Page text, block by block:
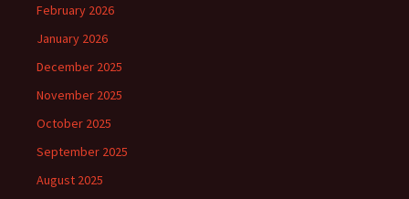
February 2026
January 2026
December 2025
November 2025
October 2025
September 2025
August 2025